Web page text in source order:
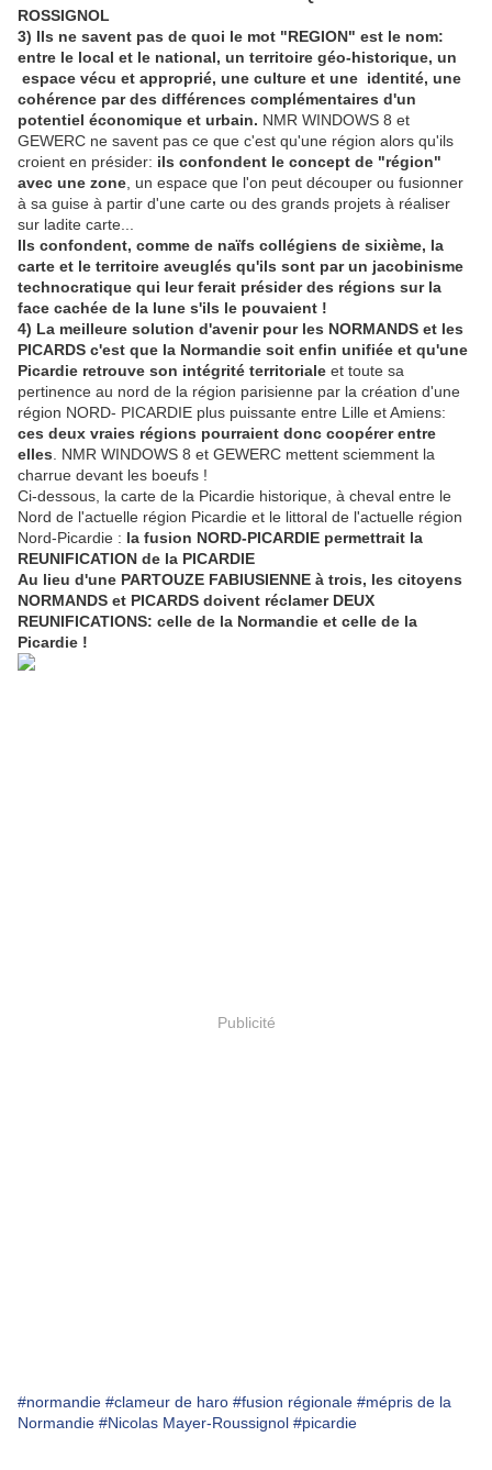
ROSSIGNOL
3) Ils ne savent pas de quoi le mot "REGION" est le nom:
entre le local et le national, un territoire géo-historique, un
espace vécu et approprié, une culture et une identité, une
cohérence par des différences complémentaires d'un
potentiel économique et urbain. NMR WINDOWS 8 et
GEWERC ne savent pas ce que c'est qu'une région alors qu'ils
croient en présider: ils confondent le concept de "région"
avec une zone , un espace que l'on peut découper ou fusionner
à sa guise à partir d'une carte ou des grands projets à réaliser
sur ladite carte...
Ils confondent, comme de naïfs collégiens de sixième, la
carte et le territoire aveuglés qu'ils sont par un jacobinisme
technocratique qui leur ferait présider des régions sur la
face cachée de la lune s'ils le pouvaient !
4) La meilleure solution d'avenir pour les NORMANDS et les
PICARDS c'est que la Normandie soit enfin unifiée et qu'une
Picardie retrouve son intégrité territoriale et toute sa
pertinence au nord de la région parisienne par la création d'une
région NORD- PICARDIE plus puissante entre Lille et Amiens:
ces deux vraies régions pourraient donc coopérer entre
elles . NMR WINDOWS 8 et GEWERC mettent sciemment la
charrue devant les boeufs !
Ci-dessous, la carte de la Picardie historique, à cheval entre le
Nord de l'actuelle région Picardie et le littoral de l'actuelle région
Nord-Picardie : la fusion NORD-PICARDIE permettrait la
REUNIFICATION de la PICARDIE
Au lieu d'une PARTOUZE FABIUSIENNE à trois, les citoyens
NORMANDS et PICARDS doivent réclamer DEUX
REUNIFICATIONS: celle de la Normandie et celle de la
Picardie !
Publicité
#normandie #clameur de haro #fusion régionale #mépris de la
Normandie #Nicolas Mayer-Roussignol #picardie